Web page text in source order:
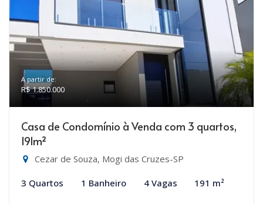
A partir de:
R$ 1.850.000
Casa de Condomínio à Venda com 3 quartos,
191m²
Cezar de Souza, Mogi das Cruzes-SP
3 Quartos 1 Banheiro 4 Vagas 191 m²